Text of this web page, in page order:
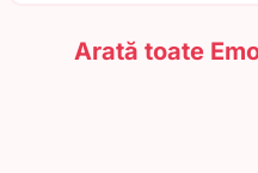
Arată toate